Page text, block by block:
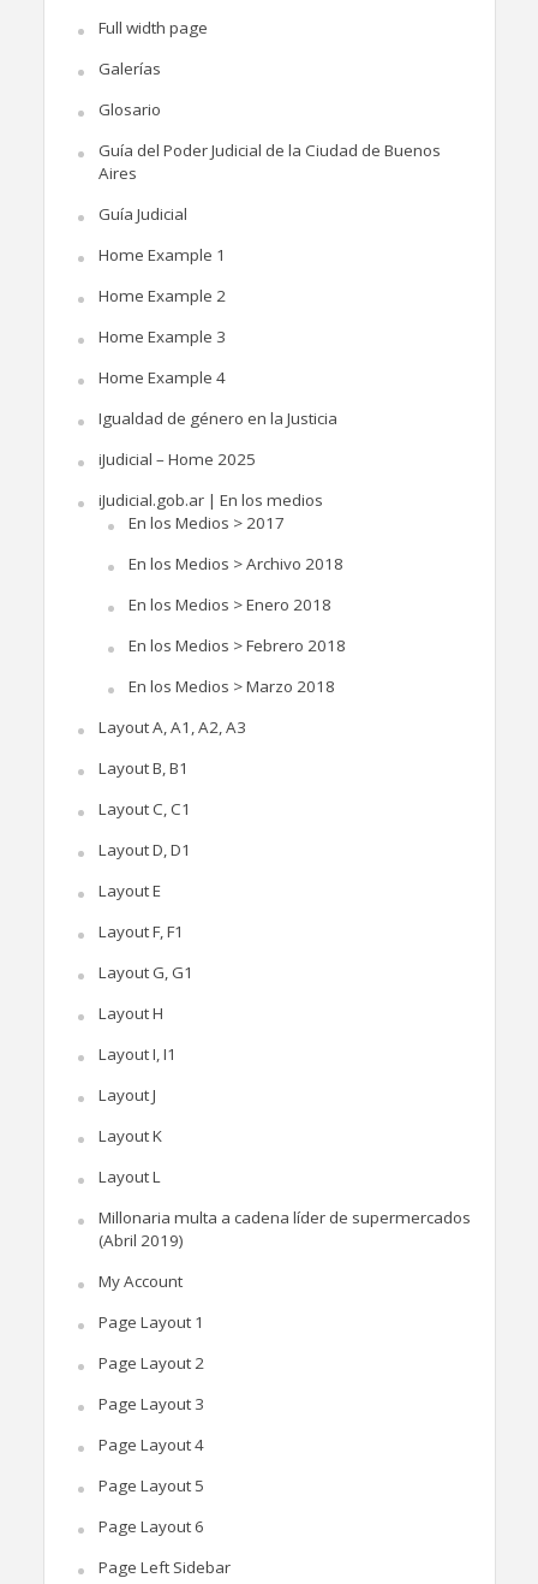
Full width page
Galerías
Glosario
Guía del Poder Judicial de la Ciudad de Buenos
Aires
Guía Judicial
Home Example 1
Home Example 2
Home Example 3
Home Example 4
Igualdad de género en la Justicia
iJudicial – Home 2025
iJudicial.gob.ar | En los medios
En los Medios > 2017
En los Medios > Archivo 2018
En los Medios > Enero 2018
En los Medios > Febrero 2018
En los Medios > Marzo 2018
Layout A, A1, A2, A3
Layout B, B1
Layout C, C1
Layout D, D1
Layout E
Layout F, F1
Layout G, G1
Layout H
Layout I, I1
Layout J
Layout K
Layout L
Millonaria multa a cadena líder de supermercados
(Abril 2019)
My Account
Page Layout 1
Page Layout 2
Page Layout 3
Page Layout 4
Page Layout 5
Page Layout 6
Page Left Sidebar